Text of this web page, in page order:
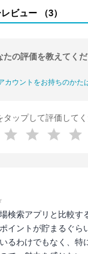
ビュー （3）
たの評価を教えてくだ
カウントをお持ちのかた
タップして評価して
検索アプリと比較す
イントが貯まるぐら
るわけでもなく、特